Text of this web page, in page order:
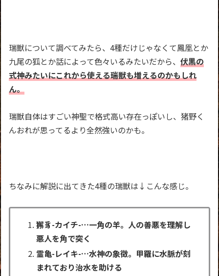
瑞獣について調べてみたら、4種だけじゃなくて鳳凰とか
九尾の狐とか話によって色々いるみたいだから、伏黒の
式神みたいにこれから使える瑞獣も増えるのかもしれ
ん。
瑞獣自体はすごい神聖で格式高い存在っぽいし、猪野く
んおれが思ってるより全然強いのかも。
ちなみに解説に出てきた4種の瑞獣は↓こんな感じ。
獬豸-カイチ-…一角の羊。人の善悪を理解し
悪人を角で突く
霊亀-レイキ-…水神の象徴。甲羅に水脈が刻
まれており治水を助ける